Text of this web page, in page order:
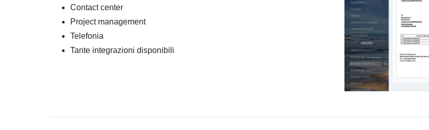
Contact center
Project management
Telefonia
Tante integrazioni disponibili